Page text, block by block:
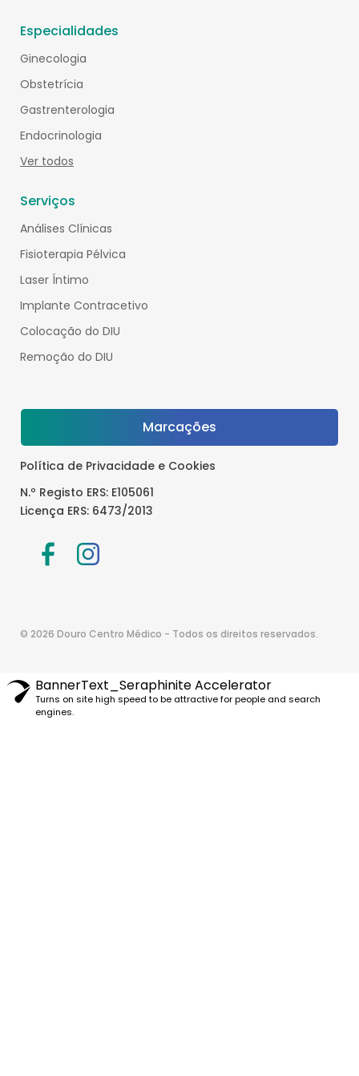
Especialidades
Ginecologia
Obstetrícia
Gastrenterologia
Endocrinologia
Ver todos
Serviços
Análises Clínicas
Fisioterapia Pélvica
Laser Íntimo
Implante Contracetivo
Colocação do DIU
Remoção do DIU
Marcações
Política de Privacidade e Cookies
N.º Registo ERS: E105061
Licença ERS: 6473/2013
© 2026 Douro Centro Médico - Todos os direitos reservados.
BannerText_Seraphinite Accelerator
Turns on site high speed to be attractive for people and search
engines.